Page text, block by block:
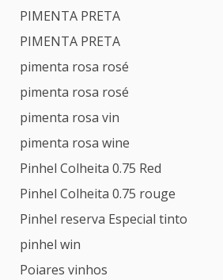
PIMENTA PRETA
PIMENTA PRETA
pimenta rosa rosé
pimenta rosa rosé
pimenta rosa vin
pimenta rosa wine
Pinhel Colheita 0.75 Red
Pinhel Colheita 0.75 rouge
Pinhel reserva Especial tinto
pinhel win
Poiares vinhos